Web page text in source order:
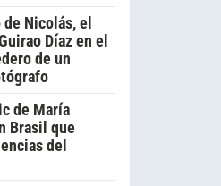
Nicolás, el
Díaz en el
de un
de María
Brasil que
del